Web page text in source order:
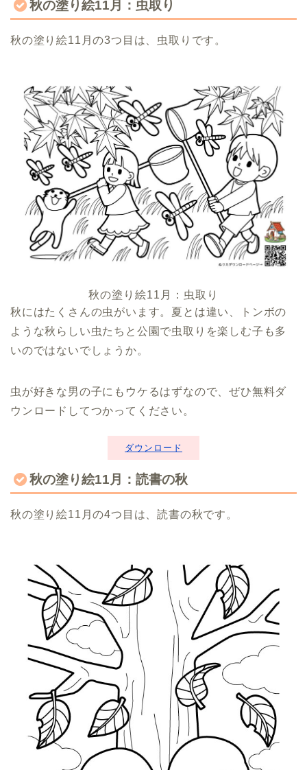
秋の塗り絵11月：虫取り
秋の塗り絵11月の3つ目は、虫取りです。
秋の塗り絵11月：虫取り
秋にはたくさんの虫がいます。夏とは違い、トンボの
ような秋らしい虫たちと公園で虫取りを楽しむ子も多
いのではないでしょうか。
虫が好きな男の子にもウケるはずなので、ぜひ無料ダ
ウンロードしてつかってください。
ダウンロード
秋の塗り絵11月：読書の秋
秋の塗り絵11月の4つ目は、読書の秋です。